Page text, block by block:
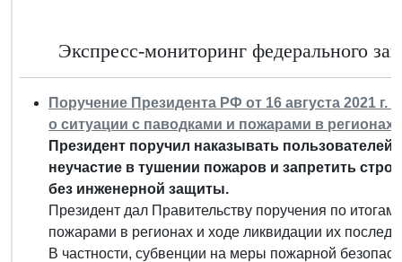
Экспресс-мониторинг федерального
Поручение Президента РФ от 16 августа 2021
о ситуации с паводками и пожарами в
Президент поручил наказывать пользователей
неучастие в тушении пожаров и запретить
без инженерной защиты.
Президент дал Правительству поручения по
пожарами в регионах и ходе ликвидации их
В частности, субвенции на меры пожарной